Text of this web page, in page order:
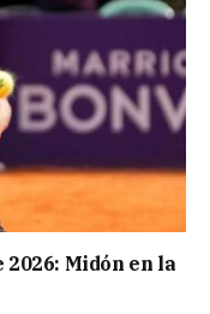
2026: Midón en la